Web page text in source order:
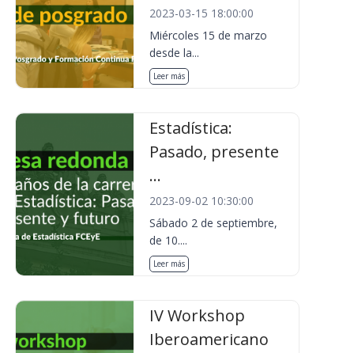
2023-03-15 18:00:00
Miércoles 15 de marzo
desde la...
Leer más
Estadística:
Pasado, presente
...
2023-09-02 10:30:00
Sábado 2 de septiembre,
de 10....
Leer más
IV Workshop
Iberoamericano